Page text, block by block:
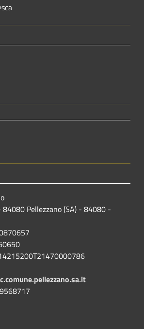
Pellezzano (SA) - 84080 -